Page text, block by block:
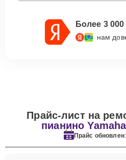
Более 3
нам
Прайс-лист на
пианино
Прайс обновлен